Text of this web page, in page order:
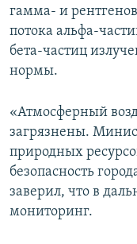
гамма- и
потока альфа-
бета-частиц
нормы.
«Атмосферный
загрязнены.
природных
безопасность
заверил, что в
мониторинг.